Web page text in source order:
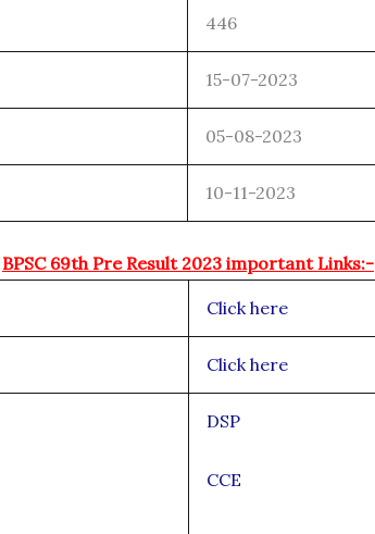
446
15-07-2023
05-08-2023
10-11-2023
BPSC 69th Pre Result 2023 important Links:-
Click here
Click here
DSP
CCE